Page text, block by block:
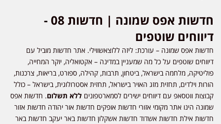
חדשות אפס שמונה | חדשות 08 -
דיווחים שוטפים
חדשות אפס שמונה – עורכת: ליזה ללוצאשווילי. אתר חדשות מוביל עם
דיווחים שוטפים על כל מה שמעניין במדינה – אקטואליה, יוקר המחייה,
פוליטיקה, מלחמה בישראל, ביטחון, תרבות, קהילה, ספורט, בריאות, צרכנות,
הורות וילדים, תחזית מזג האויר בישראל, תחזית אסטרולוגית, בישראל – כולל
קבוצות ווטסאפ עם דיווחים ישירים לסמארטפונים ללא תשלום. חדשות אפס
שמונה הינו אתר מקומי אזורי חדשות אופקים חדשות אור יהודה חדשות אזור
חדשות אילת חדשות אשדוד חדשות אשקלון חדשות באר יעקב חדשות באר